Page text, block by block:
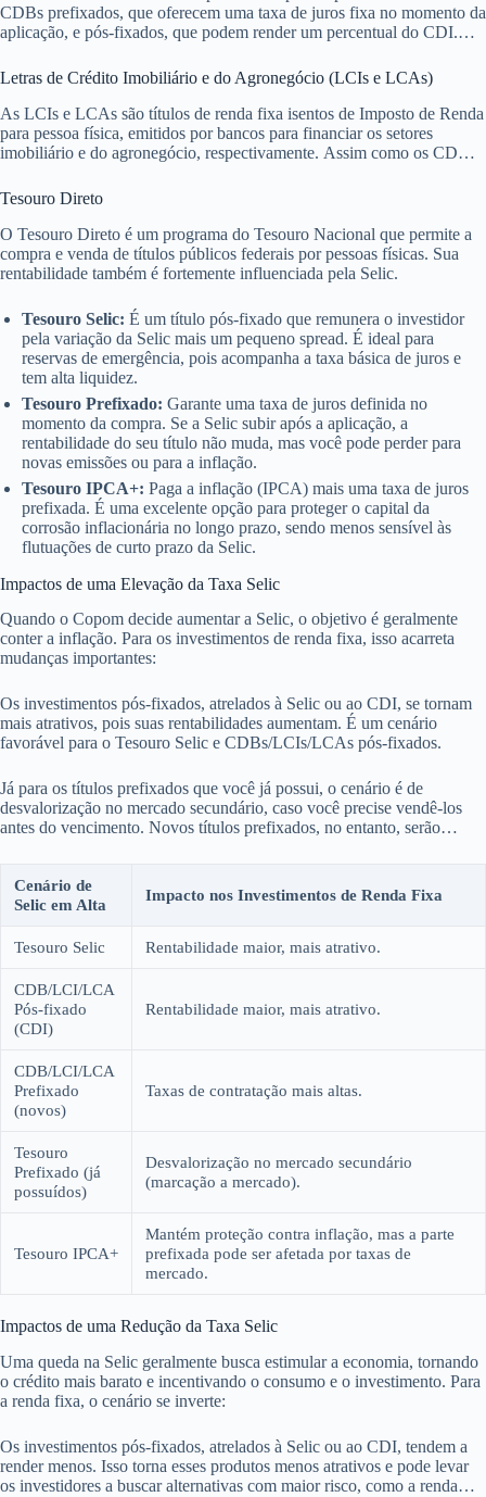
CDBs prefixados, que oferecem uma taxa de juros fixa no momento da
aplicação, e pós-fixados, que podem render um percentual do CDI.
mais. Já os prefixados podem ser desvantajosos em um cenário de alta
Letras de Crédito Imobiliário e do Agronegócio (LCIs e LCAs)
As LCIs e LCAs são títulos de renda fixa isentos de Imposto de Renda
para pessoa física, emitidos por bancos para financiar os setores
imobiliário e do agronegócio, respectivamente. Assim como os CDBs,
raramente, indexados à inflação (IPCA). O impacto da Selic é similar
Tesouro Direto
O Tesouro Direto é um programa do Tesouro Nacional que permite a
compra e venda de títulos públicos federais por pessoas físicas. Sua
rentabilidade também é fortemente influenciada pela Selic.
Tesouro Selic: É um título pós-fixado que remunera o investidor
pela variação da Selic mais um pequeno spread. É ideal para
reservas de emergência, pois acompanha a taxa básica de juros e
tem alta liquidez.
Tesouro Prefixado: Garante uma taxa de juros definida no
momento da compra. Se a Selic subir após a aplicação, a
rentabilidade do seu título não muda, mas você pode perder para
novas emissões ou para a inflação.
Tesouro IPCA+: Paga a inflação (IPCA) mais uma taxa de juros
prefixada. É uma excelente opção para proteger o capital da
corrosão inflacionária no longo prazo, sendo menos sensível às
flutuações de curto prazo da Selic.
Impactos de uma Elevação da Taxa Selic
Quando o Copom decide aumentar a Selic, o objetivo é geralmente
conter a inflação. Para os investimentos de renda fixa, isso acarreta
mudanças importantes:
Os investimentos pós-fixados, atrelados à Selic ou ao CDI, se tornam
mais atrativos, pois suas rentabilidades aumentam. É um cenário
favorável para o Tesouro Selic e CDBs/LCIs/LCAs pós-fixados.
Já para os títulos prefixados que você já possui, o cenário é de
desvalorização no mercado secundário, caso você precise vendê-los
antes do vencimento. Novos títulos prefixados, no entanto, serão
Cenário de
Selic em Alta
Impacto nos Investimentos de Renda Fixa
Tesouro Selic Rentabilidade maior, mais atrativo.
CDB/LCI/LCA
Pós-fixado
(CDI)
Rentabilidade maior, mais atrativo.
CDB/LCI/LCA
Prefixado
(novos)
Taxas de contratação mais altas.
Tesouro
Prefixado (já
possuídos)
Desvalorização no mercado secundário
(marcação a mercado).
Tesouro IPCA+
Mantém proteção contra inflação, mas a parte
prefixada pode ser afetada por taxas de
mercado.
Impactos de uma Redução da Taxa Selic
Uma queda na Selic geralmente busca estimular a economia, tornando
o crédito mais barato e incentivando o consumo e o investimento. Para
a renda fixa, o cenário se inverte:
Os investimentos pós-fixados, atrelados à Selic ou ao CDI, tendem a
render menos. Isso torna esses produtos menos atrativos e pode levar
os investidores a buscar alternativas com maior risco, como a renda